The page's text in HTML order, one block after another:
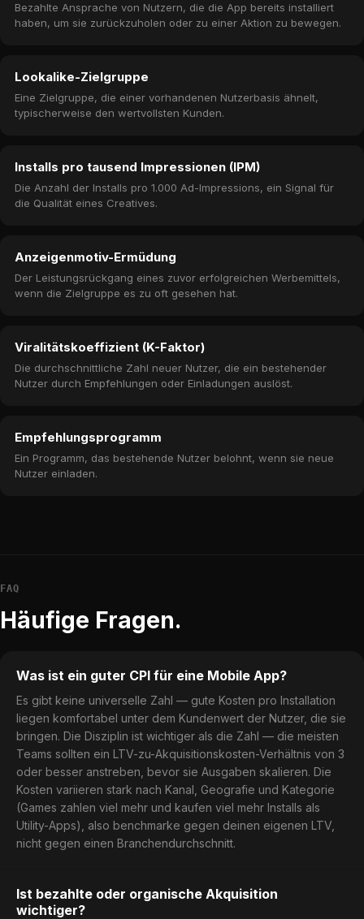
Bezahlte Ansprache von Nutzern, die die App bereits installiert
haben, um sie zurückzuholen oder zu einer Aktion zu bewegen.
Lookalike-Zielgruppe
Eine Zielgruppe, die einer vorhandenen Nutzerbasis ähnelt,
typischerweise den wertvollsten Kunden.
Installs pro tausend Impressionen (IPM)
Die Anzahl der Installs pro 1.000 Ad-Impressions, ein Signal für
die Qualität eines Creatives.
Anzeigenmotiv-Ermüdung
Der Leistungsrückgang eines zuvor erfolgreichen Werbemittels,
wenn die Zielgruppe es zu oft gesehen hat.
Viralitätskoeffizient (K-Faktor)
Die durchschnittliche Zahl neuer Nutzer, die ein bestehender
Nutzer durch Empfehlungen oder Einladungen auslöst.
Empfehlungsprogramm
Ein Programm, das bestehende Nutzer belohnt, wenn sie neue
Nutzer einladen.
FAQ
Häufige Fragen.
Was ist ein guter CPI für eine Mobile App?
Es gibt keine universelle Zahl — gute Kosten pro Installation
liegen komfortabel unter dem Kundenwert der Nutzer, die sie
bringen. Die Disziplin ist wichtiger als die Zahl — die meisten
Teams sollten ein LTV-zu-Akquisitionskosten-Verhältnis von 3
oder besser anstreben, bevor sie Ausgaben skalieren. Die
Kosten variieren stark nach Kanal, Geografie und Kategorie
(Games zahlen viel mehr und kaufen viel mehr Installs als
Utility-Apps), also benchmarke gegen deinen eigenen LTV,
nicht gegen einen Branchendurchschnitt.
Ist bezahlte oder organische Akquisition
wichtiger?